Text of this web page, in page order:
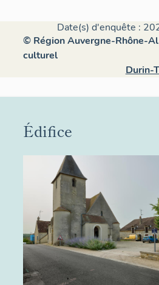
Date(s) d'enquête :
© Région Auvergne-Rhône-
culturel
Durin-
Édifice